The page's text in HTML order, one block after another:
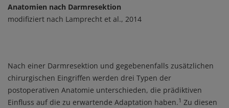
Anatomien nach Darmresektion
modifiziert nach Lamprecht et al., 2014
Nach einer Darmresektion und gegebenenfalls zusätzlichen
chirurgischen Eingriffen werden drei Typen der
postoperativen Anatomie unterschieden, die prädiktiven
Einfluss auf die zu erwartende Adaptation haben.1 Zu diesen